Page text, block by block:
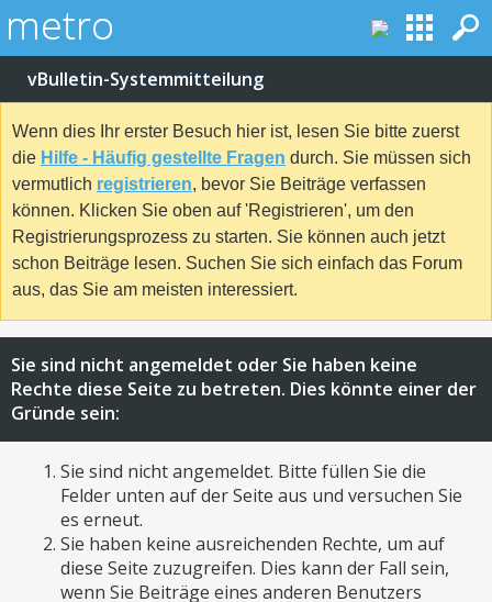
vBulletin-Systemmitteilung
Wenn dies Ihr erster Besuch hier ist, lesen Sie bitte zuerst
die Hilfe - Häufig gestellte Fragen durch. Sie müssen sich
vermutlich registrieren, bevor Sie Beiträge verfassen
können. Klicken Sie oben auf 'Registrieren', um den
Registrierungsprozess zu starten. Sie können auch jetzt
schon Beiträge lesen. Suchen Sie sich einfach das Forum
aus, das Sie am meisten interessiert.
Sie sind nicht angemeldet oder Sie haben keine
Rechte diese Seite zu betreten. Dies könnte einer der
Gründe sein:
Sie sind nicht angemeldet. Bitte füllen Sie die
Felder unten auf der Seite aus und versuchen Sie
es erneut.
Sie haben keine ausreichenden Rechte, um auf
diese Seite zuzugreifen. Dies kann der Fall sein,
wenn Sie Beiträge eines anderen Benutzers